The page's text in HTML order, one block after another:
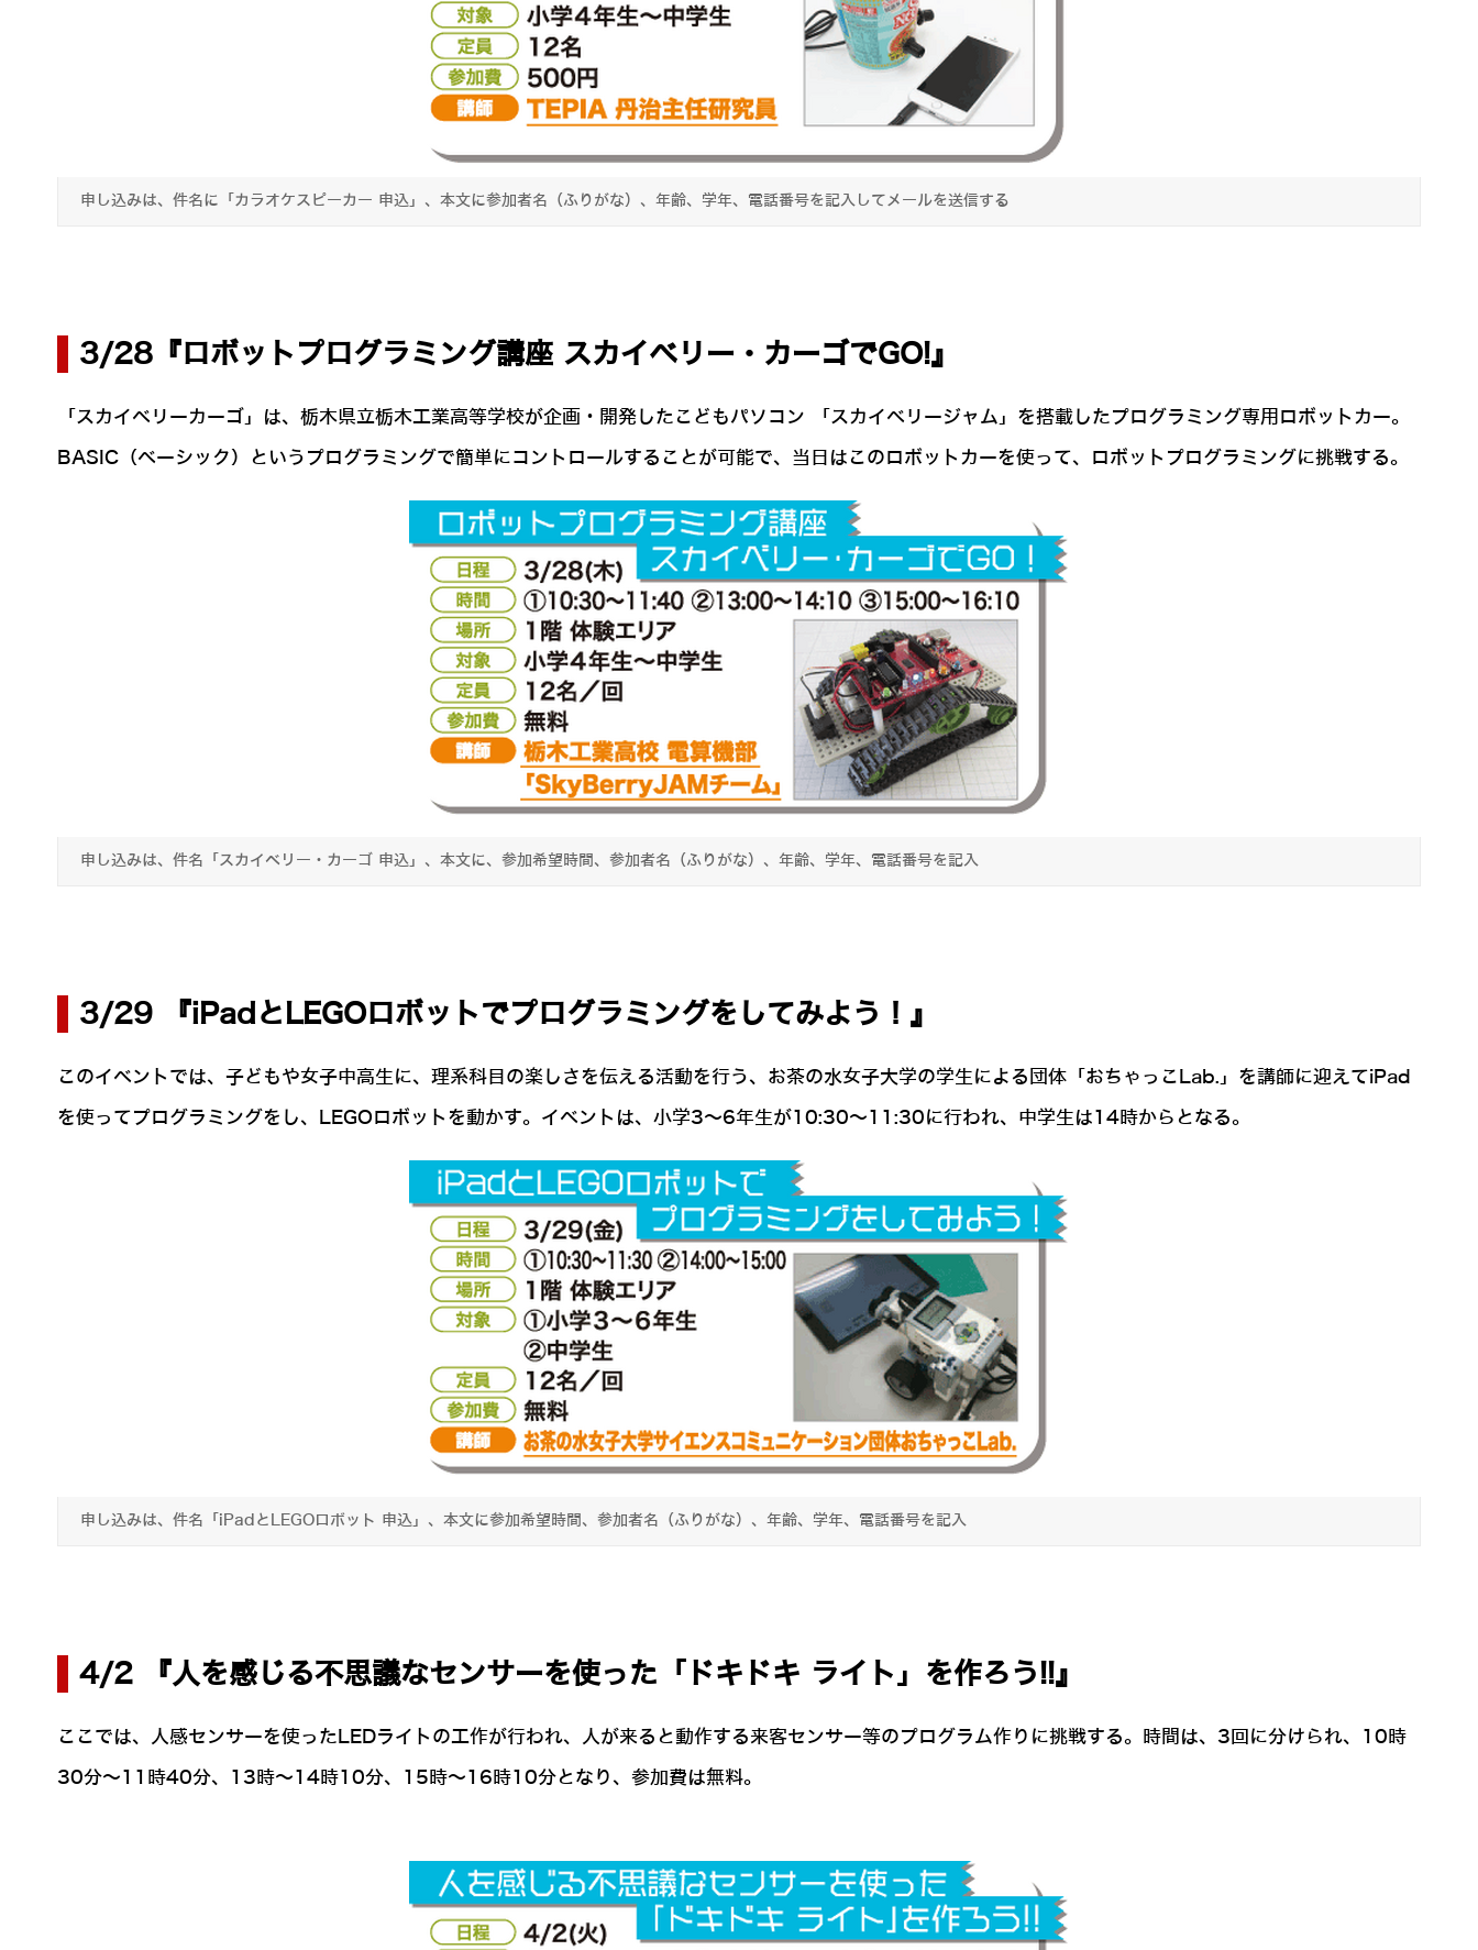
申し込みは、件名に「カラオケスピーカー 申込」、本文に参加者名（ふりがな）、年齢、学年、電話番号を記入してメールを送信する
3/28『ロボットプログラミング講座 スカイベリー・カーゴでGO!』
「スカイベリーカーゴ」は、栃木県立栃木工業高等学校が企画・開発したこどもパソコン 「スカイベリージャム」を搭載したプログラミング専用ロボットカー。
BASIC（ベーシック）というプログラミングで簡単にコントロールすることが可能で、当日はこのロボットカーを使って、ロボットプログラミングに挑戦する。
申し込みは、件名「スカイベリー・カーゴ 申込」、本文に、参加希望時間、参加者名（ふりがな）、年齢、学年、電話番号を記入
3/29 『iPadとLEGOロボットでプログラミングをしてみよう！』
このイベントでは、子どもや女子中高生に、理系科目の楽しさを伝える活動を行う、お茶の水女子大学の学生による団体「おちゃっこLab.」を講師に迎えてiPad
を使ってプログラミングをし、LEGOロボットを動かす。イベントは、小学3～6年生が10:30～11:30に行われ、中学生は14時からとなる。
申し込みは、件名「iPadとLEGOロボット 申込」、本文に参加希望時間、参加者名（ふりがな）、年齢、学年、電話番号を記入
4/2 『人を感じる不思議なセンサーを使った「ドキドキ ライト」を作ろう!!』
ここでは、人感センサーを使ったLEDライトの工作が行われ、人が来ると動作する来客センサー等のプログラム作りに挑戦する。時間は、3回に分けられ、10時
30分～11時40分、13時～14時10分、15時～16時10分となり、参加費は無料。